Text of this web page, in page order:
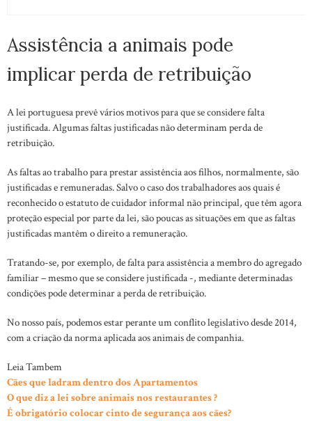
Assistência a animais pode
implicar perda de retribuição
A lei portuguesa prevê vários motivos para que se considere falta
justificada. Algumas faltas justificadas não determinam perda de
retribuição.
As faltas ao trabalho para prestar assistência aos filhos, normalmente, são
justificadas e remuneradas. Salvo o caso dos trabalhadores aos quais é
reconhecido o estatuto de cuidador informal não principal, que têm agora
proteção especial por parte da lei, são poucas as situações em que as faltas
justificadas mantêm o direito a remuneração.
Tratando-se, por exemplo, de falta para assistência a membro do agregado
familiar – mesmo que se considere justificada -, mediante determinadas
condições pode determinar a perda de retribuição.
No nosso país, podemos estar perante um conflito legislativo desde 2014,
com a criação da norma aplicada aos animais de companhia.
Leia Tambem
Cães que ladram dentro dos Apartamentos
O que diz a lei sobre animais nos restaurantes ?
É obrigatório colocar cinto de segurança aos cães?